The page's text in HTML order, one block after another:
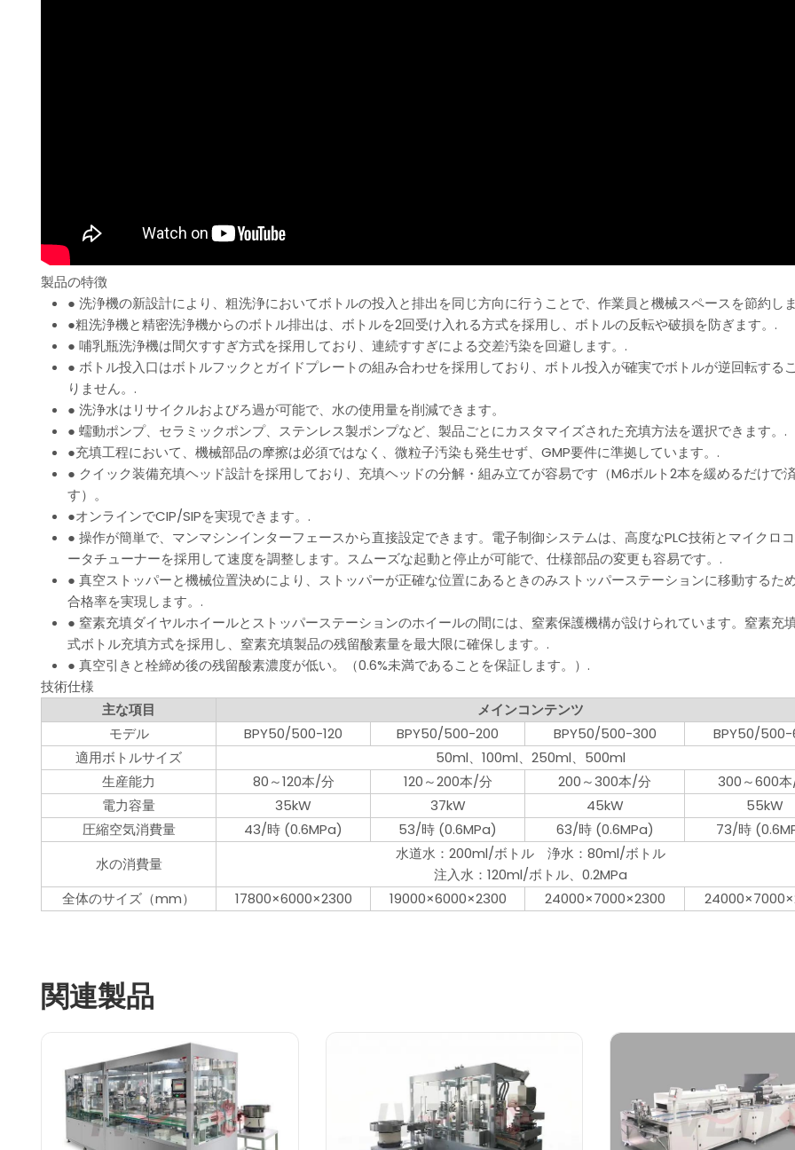
製品の特徴
● 洗浄機の新設計により、粗洗浄においてボトルの投入と排出を同じ方向に行うことで、作業員と機械スペースを節約し
●粗洗浄機と精密洗浄機からのボトル排出は、ボトルを2回受け入れる方式を採用し、ボトルの反転や破損を防ぎます。.
● 哺乳瓶洗浄機は間欠すすぎ方式を採用しており、連続すすぎによる交差汚染を回避します。.
● ボトル投入口はボトルフックとガイドプレートの組み合わせを採用しており、ボトル投入が確実でボトルが逆回転する
りません。.
● 洗浄水はリサイクルおよびろ過が可能で、水の使用量を削減できます。
● 蠕動ポンプ、セラミックポンプ、ステンレス製ポンプなど、製品ごとにカスタマイズされた充填方法を選択できます。.
●充填工程において、機械部品の摩擦は必須ではなく、微粒子汚染も発生せず、GMP要件に準拠しています。.
● クイック装備充填ヘッド設計を採用しており、充填ヘッドの分解・組み立てが容易です（M6ボルト2本を緩めるだけで
す）。
●オンラインでCIP/SIPを実現できます。.
● 操作が簡単で、マンマシンインターフェースから直接設定できます。電子制御システムは、高度なPLC技術とマイクロ
ータチューナーを採用して速度を調整します。スムーズな起動と停止が可能で、仕様部品の変更も容易です。.
● 真空ストッパーと機械位置決めにより、ストッパーが正確な位置にあるときのみストッパーステーションに移動するた
合格率を実現します。.
● 窒素充填ダイヤルホイールとストッパーステーションのホイールの間には、窒素保護機構が設けられています。窒素充
式ボトル充填方式を採用し、窒素充填製品の残留酸素量を最大限に確保します。.
● 真空引きと栓締め後の残留酸素濃度が低い。（0.6%未満であることを保証します。）.
技術仕様
主な項目
メインコンテンツ
モデル
BPY50/500-120 BPY50/500-200 BPY50/500-300
BPY50/
適用ボトルサイズ
50ml、100ml、250ml、500ml
生産能力
80～120本/分 120～200本/分 200～300本/分
300～600
電力容量
35kW 37kW 45kW
55kW
圧縮空気消費量
43/時 (0.6MPa) 53/時 (0.6MPa) 63/時 (0.6MPa)
73/時
水の消費量
水道水：200ml/ボトル 浄水：80ml/ボトル
注入水：120ml/ボトル、0.2MPa
全体のサイズ（mm）
17800×6000×2300 19000×6000×2300 24000×7000×2300
関連製品